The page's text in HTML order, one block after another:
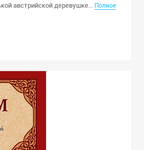
австрийской деревушке... Полное